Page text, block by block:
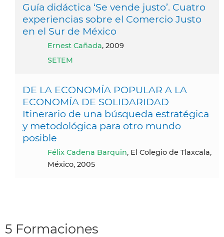
Guía didáctica ‘Se vende justo’. Cuatro
experiencias sobre el Comercio Justo
en el Sur de México
Ernest Cañada, 2009
SETEM
DE LA ECONOMÍA POPULAR A LA
ECONOMÍA DE SOLIDARIDAD
Itinerario de una búsqueda estratégica
y metodológica para otro mundo
posible
Félix Cadena Barquin, El Colegio de Tlaxcala,
México, 2005
5 Formaciones